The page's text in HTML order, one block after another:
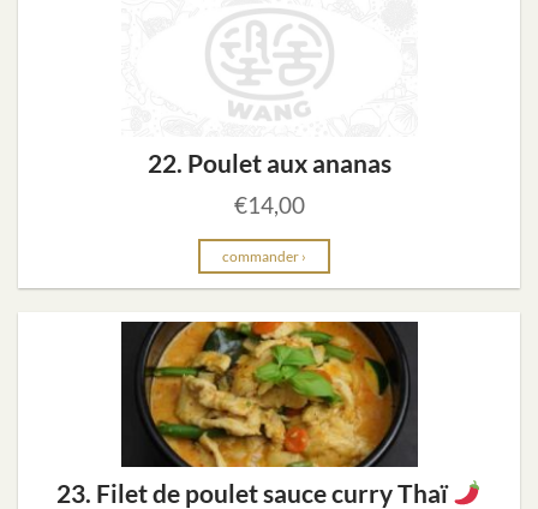
22. Poulet aux ananas
€14,00
commander ›
23. Filet de poulet sauce curry Thaï